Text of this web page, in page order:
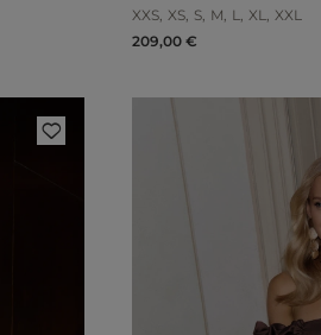
XXS XS S M L XL XXL
209,00 €